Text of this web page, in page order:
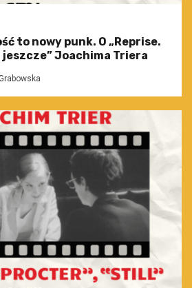
to nowy punk. O „Reprise.
Joachima Triera